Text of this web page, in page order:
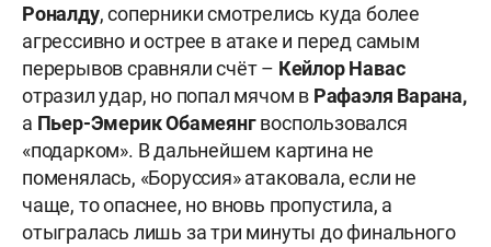
Роналду, соперники смотрелись куда более
агрессивно и острее в атаке и перед самым
перерывов сравняли счёт – Кейлор Навас
отразил удар, но попал мячом в Рафаэля Варана,
а Пьер-Эмерик Обамеянгвоспользовался
«подарком». В дальнейшем картина не
поменялась, «Боруссия» атаковала, если не
чаще, то опаснее, но вновь пропустила, а
отыгралась лишь за три минуты до финального